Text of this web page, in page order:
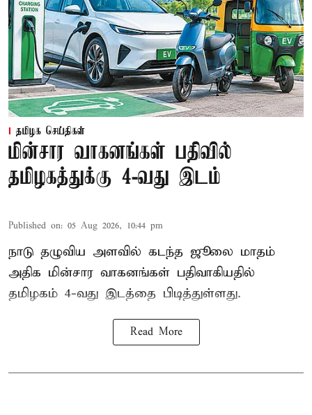
தமிழக செய்திகள்
மின்சார வாகனங்கள் பதிவில்
தமிழகத்துக்கு 4-வது இடம்
Published on: 05 Aug 2026, 10:44 pm
நாடு தழுவிய அளவில் கடந்த ஜூலை மாதம்
அதிக மின்சார வாகனங்கள் பதிவாகியதில்
தமிழகம் 4-வது இடத்தை பிடித்துள்ளது.
Read More